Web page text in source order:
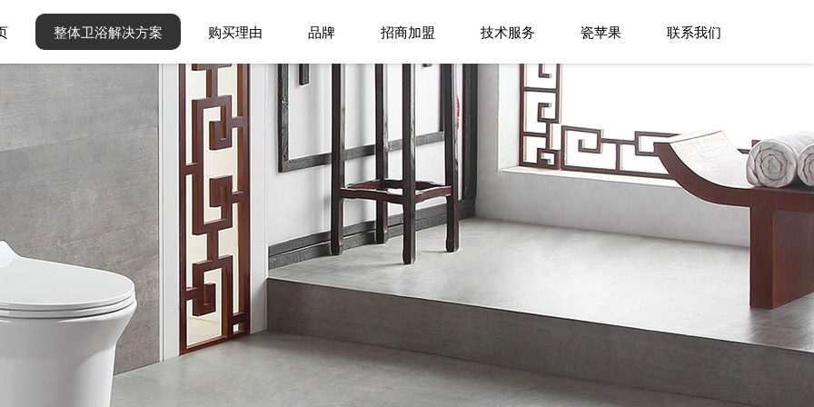
整体卫浴解决方案 购买理由 品牌 招商加盟 技术服务 瓷苹果 联系我们